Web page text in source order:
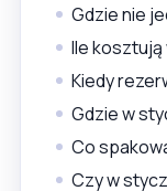
Gdzie nie
Ile
Kiedy
Gdzie w
Co
Czy w